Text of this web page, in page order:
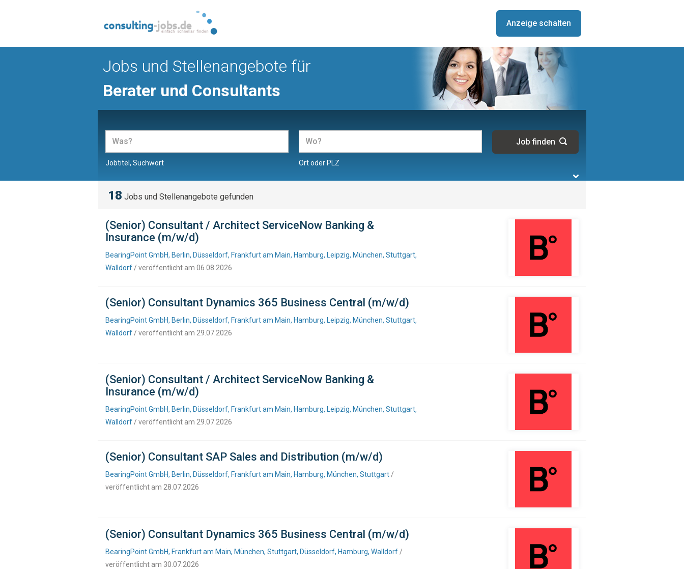
Anzeige schalten
Jobs und Stellenangebote für
Berater und Consultants
Jobtitel, Suchwort Ort oder PLZ
18 Jobs und Stellenangebote gefunden
(Senior) Consultant / Architect ServiceNow Banking &
Insurance (m/w/d)
BearingPoint GmbH, Berlin, Düsseldorf, Frankfurt am Main, Hamburg, Leipzig, München, Stuttgart,
Walldorf / veröffentlicht am 06.08.2026
(Senior) Consultant Dynamics 365 Business Central (m/w/d)
BearingPoint GmbH, Berlin, Düsseldorf, Frankfurt am Main, Hamburg, Leipzig, München, Stuttgart,
Walldorf / veröffentlicht am 29.07.2026
(Senior) Consultant / Architect ServiceNow Banking &
Insurance (m/w/d)
BearingPoint GmbH, Berlin, Düsseldorf, Frankfurt am Main, Hamburg, Leipzig, München, Stuttgart,
Walldorf/ veröffentlicht am 29.07.2026
(Senior) Consultant SAP Sales and Distribution (m/w/d)
BearingPoint GmbH, Berlin, Düsseldorf, Frankfurt am Main, Hamburg, München, Stuttgart /
veröffentlicht am 28.07.2026
(Senior) Consultant Dynamics 365 Business Central (m/w/d)
BearingPoint GmbH, Frankfurt am Main, München, Stuttgart, Düsseldorf, Hamburg, Walldorf /
veröffentlicht am 30.07.2026